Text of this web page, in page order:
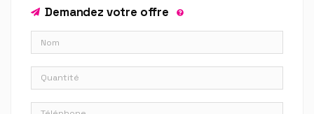
Demandez votre offre